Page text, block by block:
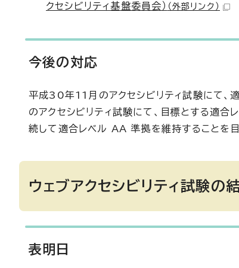
クセシビリティ基盤委員会） （外部リンク）
今後の対応
平成30年11月のアクセシビリティ試験にて、
のアクセシビリティ試験にて、目標とする適
続して適合レベル AA 準拠を維持することを目
ウェブアクセシビリティ試験の
表明日